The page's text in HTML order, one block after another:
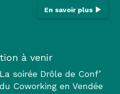
En savoir plus
à venir
La soirée Drôle de Conf’
du Coworking en Vendée